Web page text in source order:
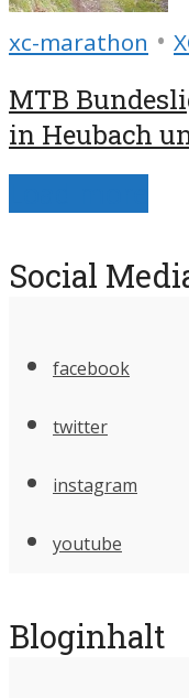
xc-marathon •
MTB
in Heubach
Social
facebook
twitter
instagram
youtube
Bloginhalt